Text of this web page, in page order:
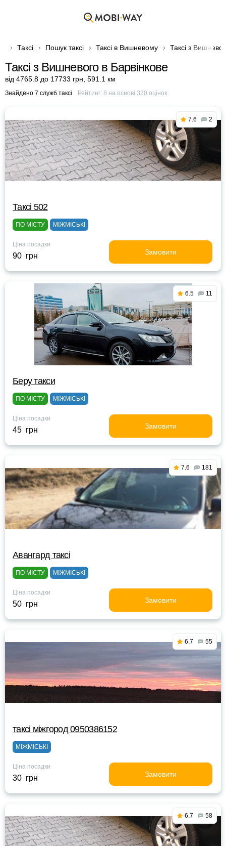
Таксі Пошук таксі Таксі в Вишневому Таксі з
Таксі з Вишневого в Барвінкове
від 4765.8 до 17733 грн 591.1 км
Знайдено 7 служб таксі Рейтинг: 8 на основі 320 оцінок
7.6 2
Таксі 502
ПО МІСТУ МІЖМІСЬКІ
Ціна посадки
90 грн Замовити
6.5 11
Беру такси
ПО МІСТУ МІЖМІСЬКІ
Ціна посадки
45 грн Замовити
7.6 181
Авангард таксі
ПО МІСТУ МІЖМІСЬКІ
Ціна посадки
50 грн Замовити
6.7 55
таксі міжгород 0950386152
МІЖМІСЬКІ
Ціна посадки
30 грн Замовити
6.7 58